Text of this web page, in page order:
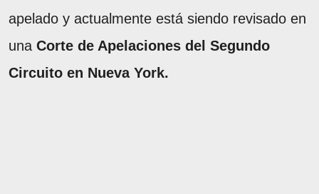
apelado y actualmente está siendo revisado en
una Corte de Apelaciones del Segundo
Circuito en Nueva York.